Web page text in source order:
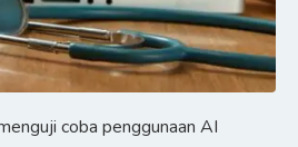
coba penggunaan AI